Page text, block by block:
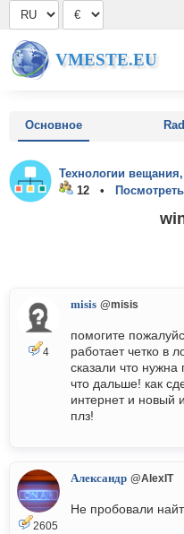
VMESTE.EU
Основное
Технологии
12 •
4
misis @misis
помогите
работает четко в
сказали что нужна
что дальше! как
интернет и новый
плз!
2605
Александр @AlexIT
Не пробовали